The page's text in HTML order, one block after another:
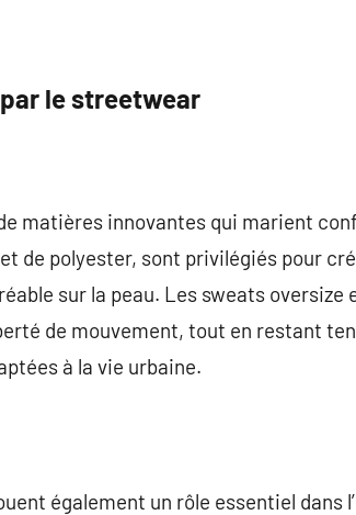
le streetwear
matières innovantes qui marient
de polyester, sont privilégiés pour
sur la peau. Les sweats oversize
de mouvement, tout en restant
à la vie urbaine.
également un rôle essentiel dans